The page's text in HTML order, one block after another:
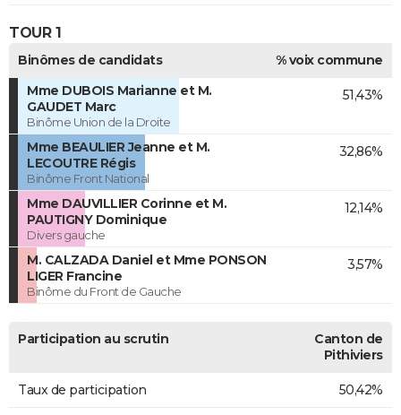
TOUR 1
Binômes de candidats
% voix commune
Mme DUBOIS Marianne et M.
GAUDET Marc
Binôme Union de la Droite
51,43%
Mme BEAULIER Jeanne et M.
LECOUTRE Régis
Binôme Front National
32,86%
Mme DAUVILLIER Corinne et M.
PAUTIGNY Dominique
Divers gauche
12,14%
M. CALZADA Daniel et Mme PONSON
LIGER Francine
Binôme du Front de Gauche
3,57%
Participation au scrutin
Canton de
Pithiviers
Taux de participation 50,42%